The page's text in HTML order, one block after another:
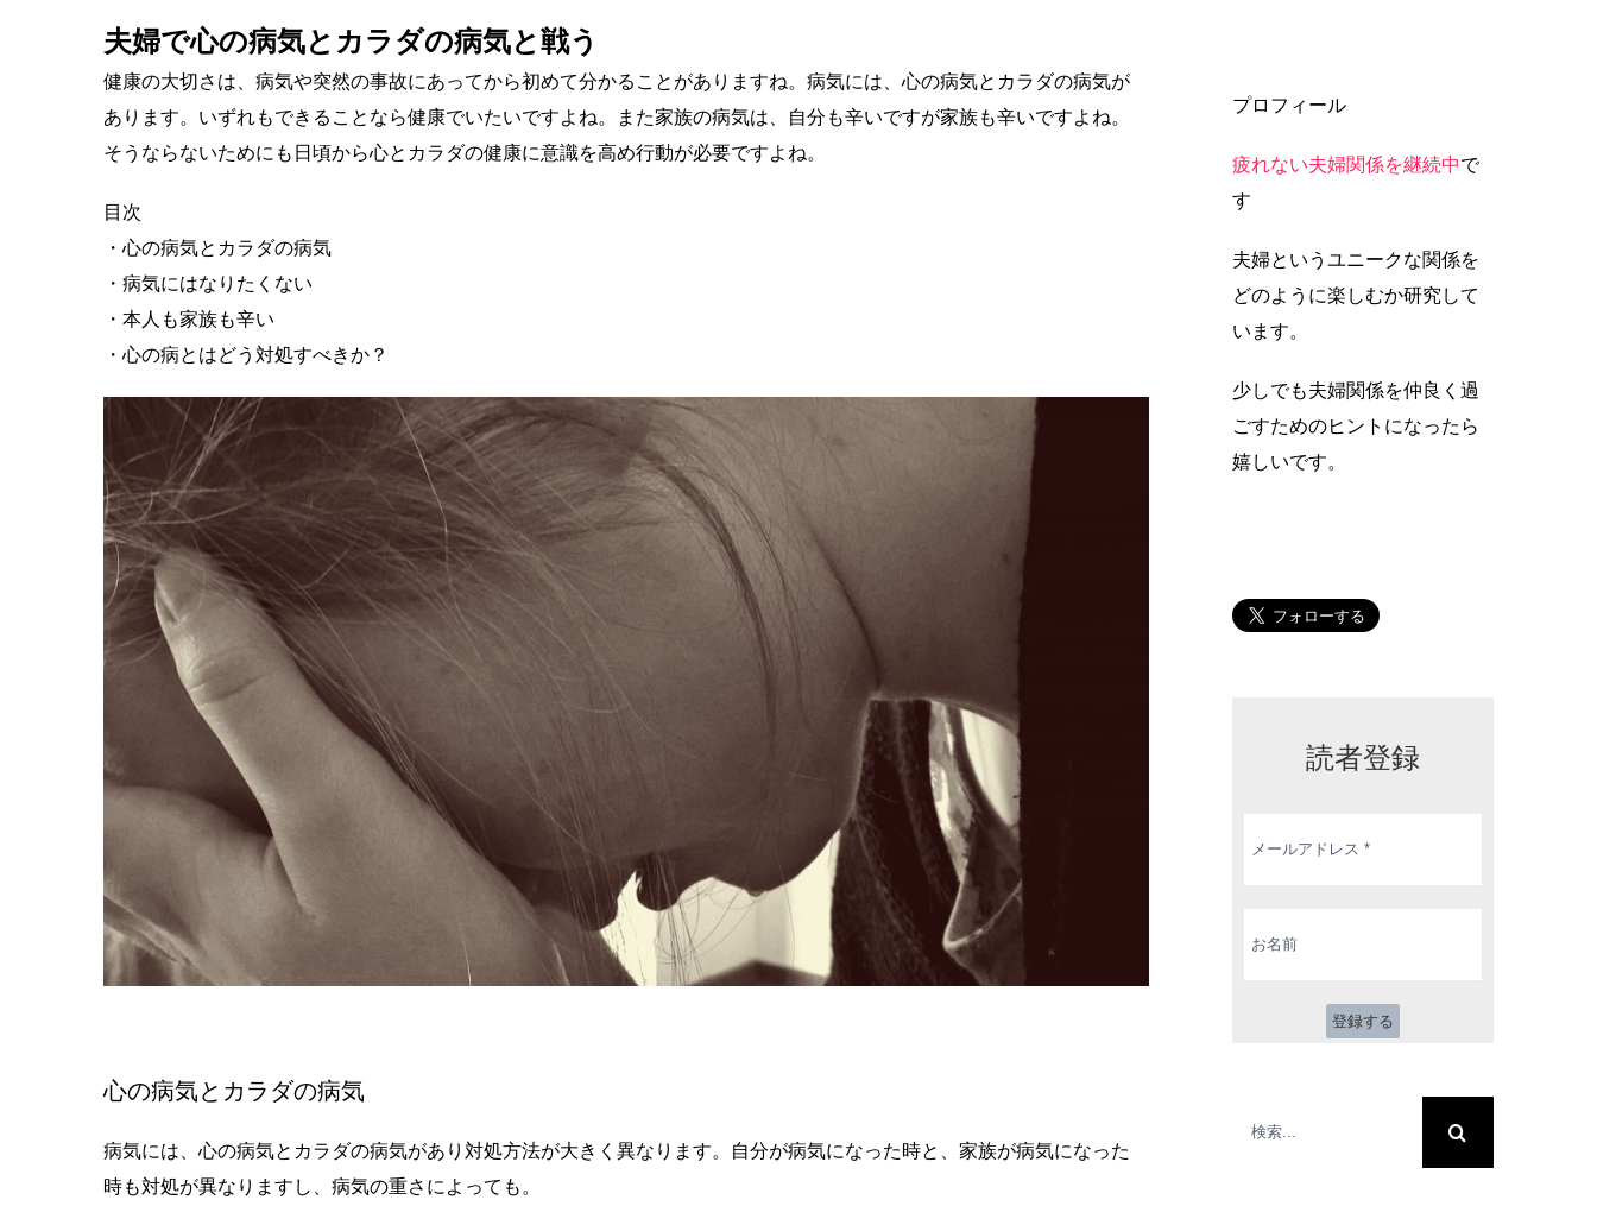
夫婦で心の病気とカラダの病気と戦う
健康の大切さは、病気や突然の事故にあってから初めて分かることがありますね。病気には、心の病気とカラダの病気が
あります。いずれもできることなら健康でいたいですよね。また家族の病気は、自分も辛いですが家族も辛いですよね。
そうならないためにも日頃から心とカラダの健康に意識を高め行動が必要ですよね。
目次
・心の病気とカラダの病気
・病気にはなりたくない
・本人も家族も辛い
・心の病とはどう対処すべきか？
心の病気とカラダの病気
病気には、心の病気とカラダの病気があり対処方法が大きく異なります。自分が病気になった時と、家族が病気になった
時も対処が異なりますし、病気の重さによっても。
プロフィール
疲れない夫婦関係を継続中で
す
夫婦というユニークな関係を
どのように楽しむか研究して
います。
少しでも夫婦関係を仲良く過
ごすためのヒントになったら
嬉しいです。
読者登録
ー